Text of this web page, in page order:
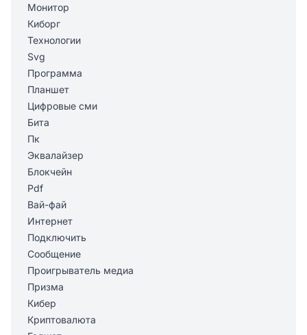
Монитор
Киборг
Технологии
Svg
Программа
Планшет
Цифровые сми
Бита
Пк
Эквалайзер
Блокчейн
Pdf
Вай-фай
Интернет
Подключить
Сообщение
Проигрыватель медиа
Призма
Кибер
Криптовалюта